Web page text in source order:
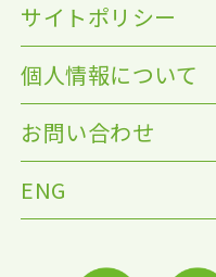
サイトポリシー
個人情報について
お問い合わせ
ENG